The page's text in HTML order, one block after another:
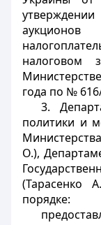
налоговом
года по №
3.
политики и
О.),
(Тарасенко
порядке: